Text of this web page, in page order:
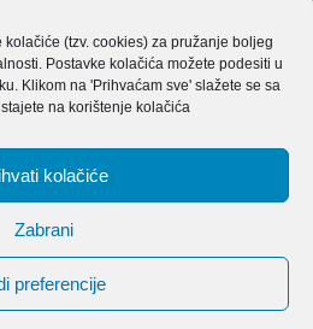
(tzv. cookies) za pružanje boljeg
Postavke kolačića možete podesiti u
Klikom na 'Prihvaćam sve' slažete se sa
na korištenje kolačića
kolačiće
Zabrani
preferencije
izvještaj Agencije za 2026.